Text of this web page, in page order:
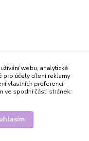
webu, analytické
pro účely cílení reklamy
vlastních preferencí
ve spodní části stránek.